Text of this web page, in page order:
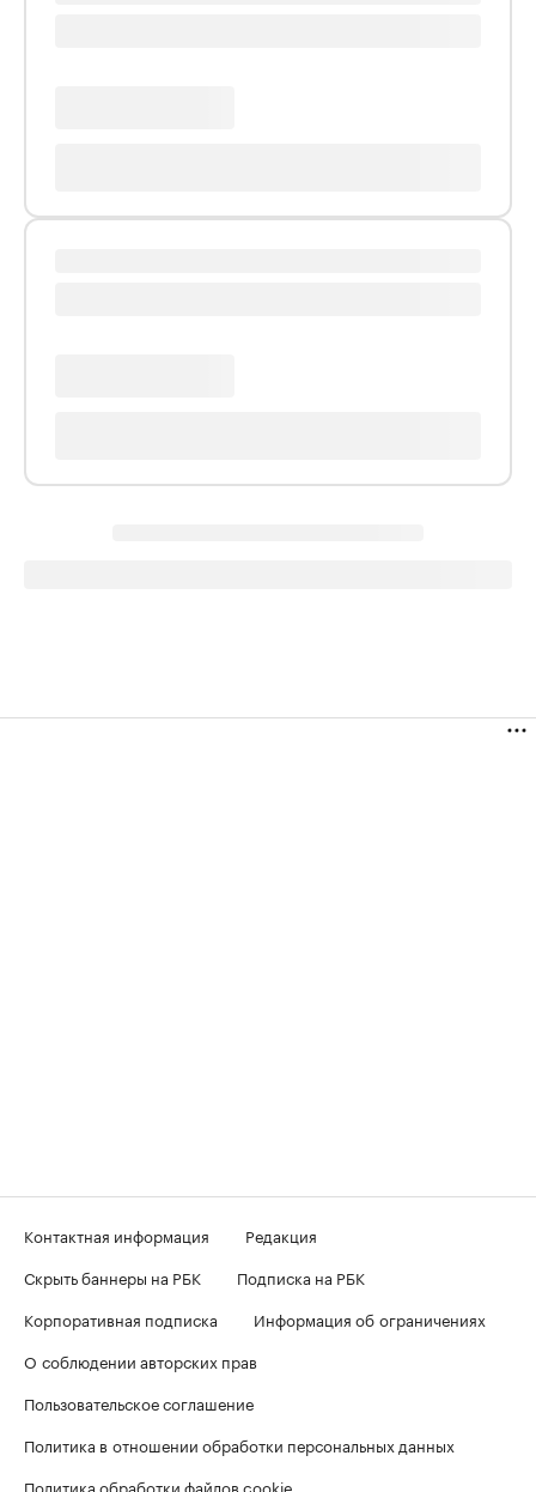
Контактная информация
Редакция
Скрыть баннеры на РБК
Подписка на РБК
Корпоративная подписка
Информация об ограничениях
О соблюдении авторских прав
Пользовательское соглашение
Политика в отношении обработки персональных данных
Политика обработки файлов cookie